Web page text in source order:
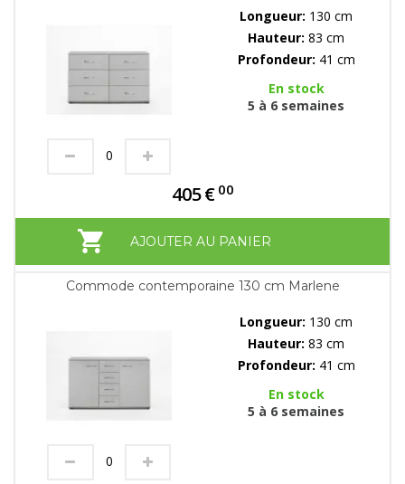
Longueur: 130 cm
Hauteur: 83 cm
Profondeur: 41 cm
En stock
5 à 6 semaines
405€ 00
AJOUTER AU PANIER
Commode contemporaine 130 cm Marlene
Longueur: 130 cm
Hauteur: 83 cm
Profondeur: 41 cm
En stock
5 à 6 semaines